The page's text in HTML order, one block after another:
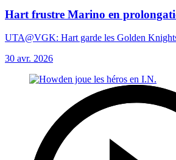
Hart frustre Marino en
UTA@VGK: Hart garde les Golden
30 avr. 2026